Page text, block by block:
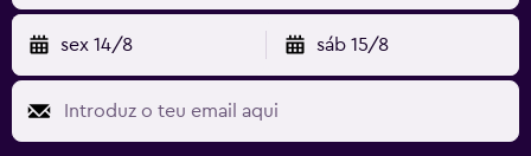
sex 14/8 sáb 15/8